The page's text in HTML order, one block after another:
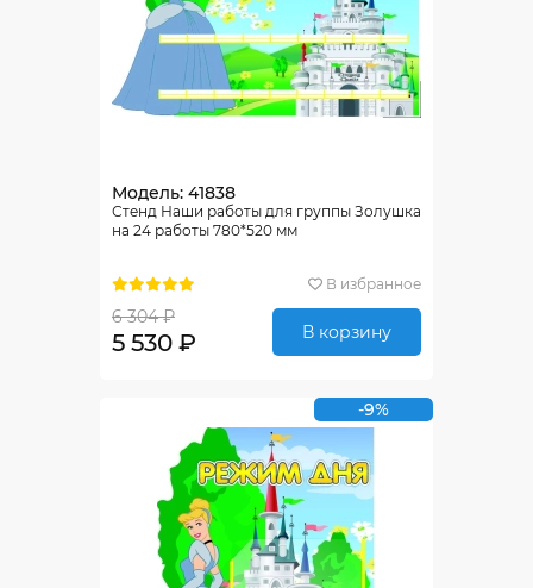
Модель: 41838
Стенд Наши работы для группы Золушка
на 24 работы 780*520 мм
В избранное
6 304 ₽
5 530 ₽ В корзину
-9%